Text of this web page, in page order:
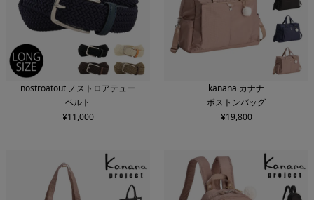
nostroatout ノストロアテュー
ベルト
¥11,000
kanana カナナ
ボストンバッグ
¥19,800